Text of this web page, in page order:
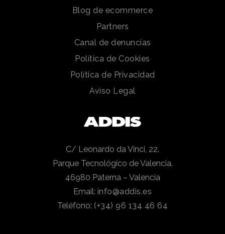
Blog de ecommerce
Partners
Canal de denuncias
Política de Cookies
Política de Privacidad
Aviso Legal
C/ Leonardo da Vinci, 22.
Parque Tecnológico de Valencia.
46980 Paterna – Valencia
Email: info@addis.es
Teléfono: (+34) 96 134 46 64